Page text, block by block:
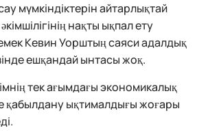
мүмкіндіктерін айтарлықтай
нақты ықпал ету
Кевин Уорштың саяси адалдық
ешқандай ынтасы жоқ.
тек ағымдағы экономикалық
қабылдану ықтималдығы жоғары